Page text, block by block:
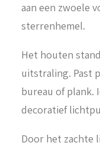
aan een zwoele
sterrenhemel.
Het houten
uitstraling. Past
bureau of plank.
decoratief
Door het zachte